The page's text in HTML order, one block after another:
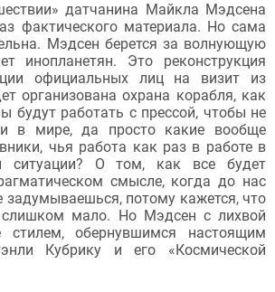
датчанина Майкла Мэдсена
фактического материала. Но сама
Мэдсен берется за волнующую
инопланетян. Это реконструкция
официальных лиц на визит из
организована охрана корабля, как
будут работать с прессой, чтобы не
в мире, да просто какие вообще
чья работа как раз в работе в
ситуации? О том, как все будет
смысле, когда до нас
задумываешься, потому кажется, что
мало. Но Мэдсен с лихвой
стилем, обернувшимся настоящим
Кубрику и его «Космической